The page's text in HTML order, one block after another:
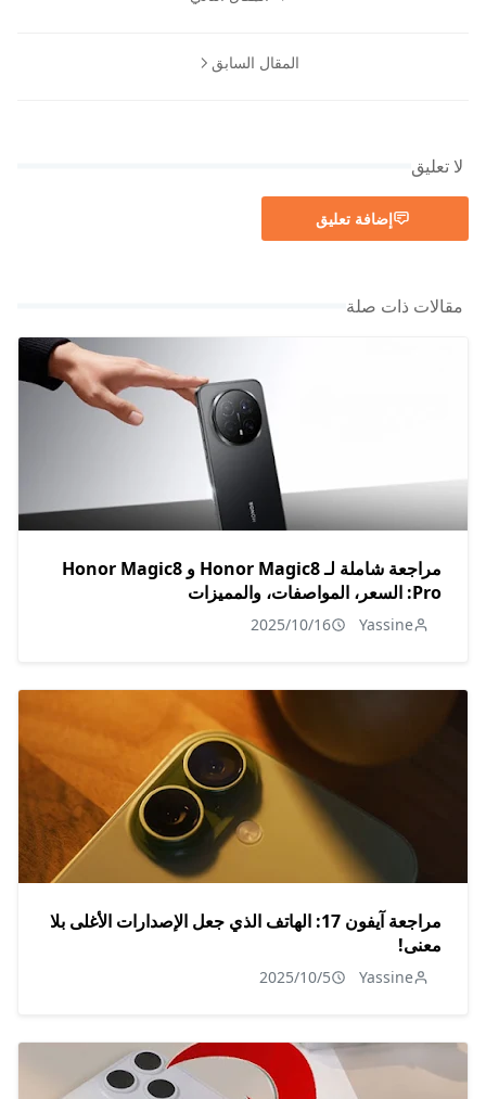
المقال السابق
لا تعليق
إضافة تعليق
مقالات ذات صلة
مراجعة شاملة لـ Honor Magic8 و Honor Magic8
Pro: السعر، المواصفات، والمميزات
Yassine
2025/10/16
مراجعة آيفون 17: الهاتف الذي جعل الإصدارات الأغلى بلا
معنى!
Yassine
2025/10/5